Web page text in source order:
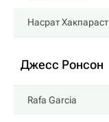
Насрат Хакпараст
Джесс Ронсон
Rafa Garcia